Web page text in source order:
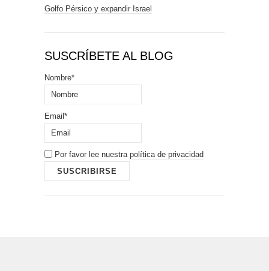
Golfo Pérsico y expandir Israel
SUSCRÍBETE AL BLOG
Nombre*
Email*
Por favor lee nuestra política de privacidad